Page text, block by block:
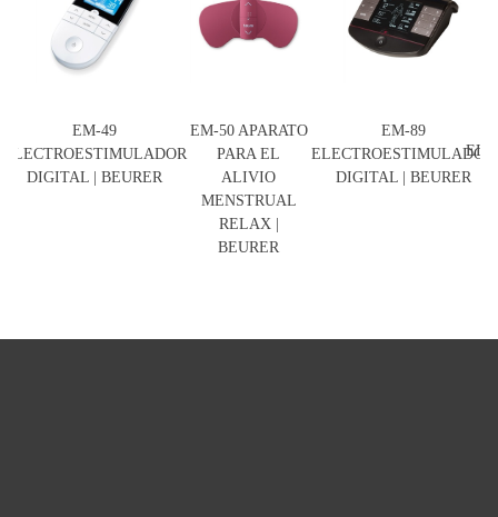
EM-49
ELECTROESTIMULADOR
DIGITAL | BEURER
EM-50 APARATO
PARA EL
ALIVIO
MENSTRUAL
RELAX |
BEURER
EM-89
ELECTROESTIMULADOR
DIGITAL | BEURER